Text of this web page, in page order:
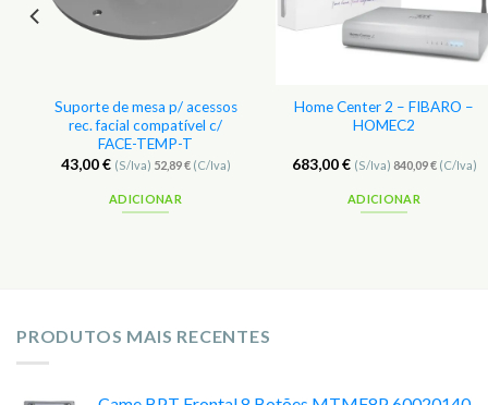
Suporte de mesa p/ acessos
rec. facial compatível c/
FACE-TEMP-T
43,00€ (S/Iva) 52,89€(C/Iva)
ADICIONAR
Home Center 2 – FIBARO –
HOMEC2
683,00€ (S/Iva) 840,09€(C/Iva)
ADICIONAR
PRODUTOS MAIS RECENTES